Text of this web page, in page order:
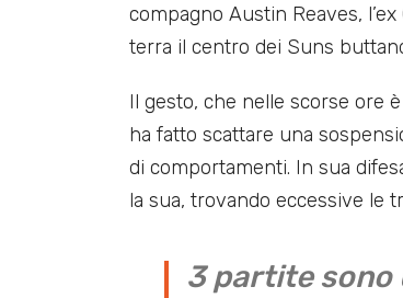
compagno Austin Reaves,
terra il centro dei Suns
Il gesto, che nelle scorse ore
ha fatto scattare una
di comportamenti. In sua
la sua, trovando eccessive le
3 partite sono